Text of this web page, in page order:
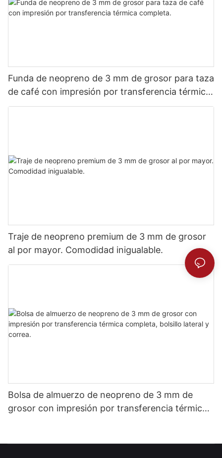
Funda de neopreno de 3 mm de grosor para taza
de café con impresión por transferencia térmica
completa.
Traje de neopreno premium de 3 mm de grosor
al por mayor. Comodidad inigualable.
Bolsa de almuerzo de neopreno de 3 mm de
grosor con impresión por transferencia térmica